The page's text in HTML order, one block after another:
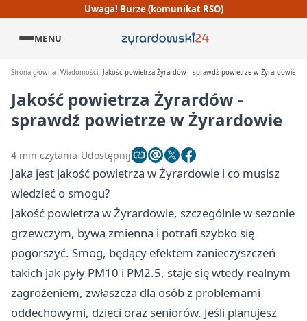
Uwaga! Burze (komunikat RSO)
MENU
Strona główna Wiadomości Jakość powietrza Żyrardów - sprawdź powietrze w Żyrardowie
Jakość powietrza Żyrardów -
sprawdź powietrze w Żyrardowie
4 min czytania Udostępnij
Jaka jest jakość powietrza w Żyrardowie i co musisz
wiedzieć o smogu?
Jakość powietrza w Żyrardowie, szczególnie w sezonie
grzewczym, bywa zmienna i potrafi szybko się
pogorszyć. Smog, będący efektem zanieczyszczeń
takich jak pyły PM10 i PM2.5, staje się wtedy realnym
zagrożeniem, zwłaszcza dla osób z problemami
oddechowymi, dzieci oraz seniorów. Jeśli planujesz